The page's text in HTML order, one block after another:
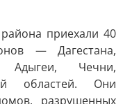
приехали 40
— Дагестана,
Адыгеи, Чечни,
областей. Они
разрушенных